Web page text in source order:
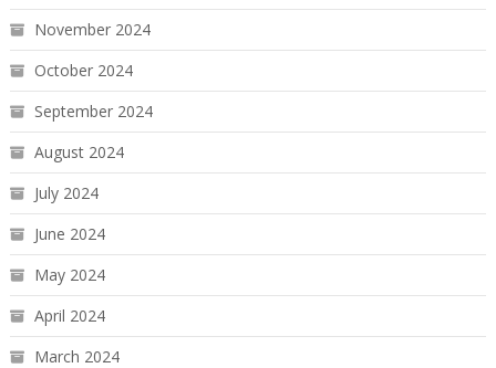
November 2024
October 2024
September 2024
August 2024
July 2024
June 2024
May 2024
April 2024
March 2024